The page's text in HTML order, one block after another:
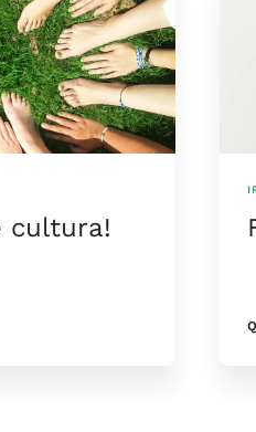
cultura!